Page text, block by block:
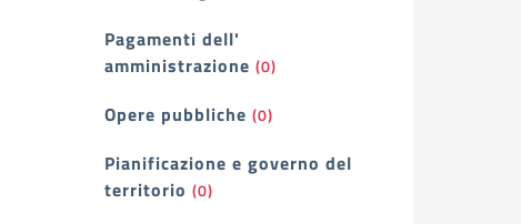
Pagamenti dell'
amministrazione (0)
Opere pubbliche (0)
Pianificazione e governo del
territorio (0)